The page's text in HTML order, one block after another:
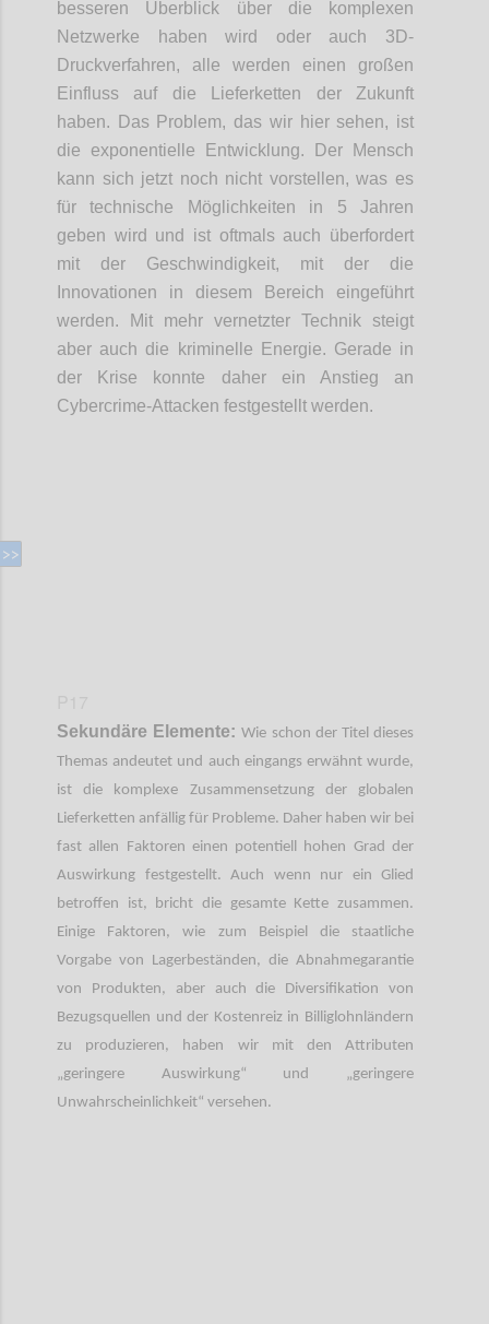
besseren Überblick über die komplexen
Netzwerke haben wird oder auch 3D-
Druckverfahren, alle werden einen großen
Einfluss auf die Lieferketten der Zukunft
haben. Das Problem, das wir hier sehen, ist
die exponentielle Entwicklung. Der Mensch
kann sich jetzt noch nicht vorstellen, was es
für technische Möglichkeiten in 5 Jahren
geben wird und ist oftmals auch überfordert
mit der Geschwindigkeit, mit der die
Innovationen in diesem Bereich eingeführt
werden. Mit mehr vernetzter Technik steigt
aber auch die kriminelle Energie. Gerade in
der Krise konnte daher ein Anstieg an
Cybercrime-Attacken festgestellt werden.
Sekundäre Elemente:Wie schon der Titel dieses
Themas andeutet und auch eingangs erwähnt wurde,
ist die komplexe Zusammensetzung der globalen
Lieferketten anfällig für Probleme. Daher haben wir bei
fast allen Faktoren einen potentiell hohen Grad der
Auswirkung festgestellt. Auch wenn nur ein Glied
betroffen ist, bricht die gesamte Kette zusammen.
Einige Faktoren, wie zum Beispiel die staatliche
Vorgabe von Lagerbeständen, die Abnahmegarantie
von Produkten, aber auch die Diversifikation von
Bezugsquellen und der Kostenreiz in Billiglohnländern
zu produzieren, haben wir mit den Attributen
„geringere Auswirkung“ und „geringere
Unwahrscheinlichkeit“ versehen.